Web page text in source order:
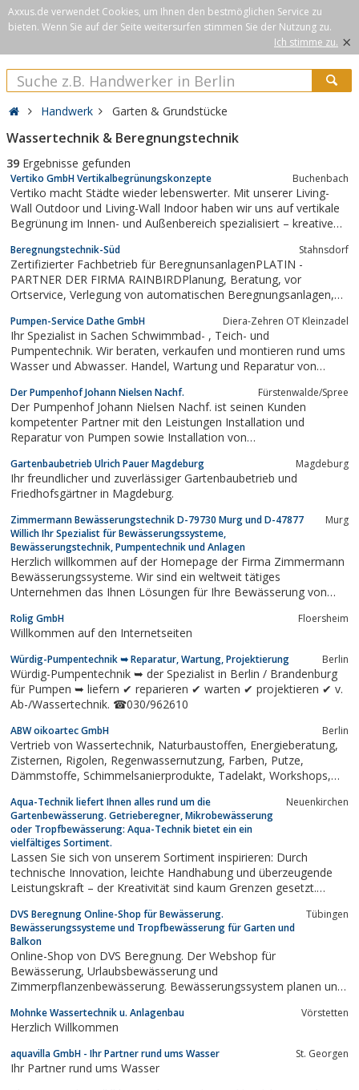
Axxus.de verwendet Cookies, um Ihnen den bestmöglichen Service zu
bieten. Wenn Sie auf der Seite weitersurfen stimmen Sie der Nutzung zu.
Ich stimme zu. ×
Handwerk Garten & Grundstücke
Wassertechnik & Beregnungstechnik
39 Ergebnisse gefunden
Vertiko GmbH Vertikalbegrünungskonzepte Buchenbach
Vertiko macht Städte wieder lebenswerter. Mit unserer Living-
Wall Outdoor und Living-Wall Indoor haben wir uns auf vertikale
Begrünung im Innen- und Außenbereich spezialisiert – kreative
Innenraumbegrünung aus einer Hand!Wir bedienen das
beeindruckende Potential urbaner...
Beregnungstechnik-Süd Stahnsdorf
Zertifizierter Fachbetrieb für BeregnunsanlagenPLATIN -
PARTNER DER FIRMA RAINBIRDPlanung, Beratung, vor
Ortservice, Verlegung von automatischen Beregnungsanlagen,
Pumpen-Service Dathe GmbH Diera-Zehren OT Kleinzadel
Ihr Spezialist in Sachen Schwimmbad- , Teich- und
Pumpentechnik. Wir beraten, verkaufen und montieren rund ums
Wasser und Abwasser. Handel, Wartung und Reparatur von
Zubehör.
Der Pumpenhof Johann Nielsen Nachf. Fürstenwalde/Spree
Der Pumpenhof Johann Nielsen Nachf. ist seinen Kunden
kompetenter Partner mit den Leistungen Installation und
Reparatur von Pumpen sowie Installation von
Gartenbaubetrieb Ulrich Pauer Magdeburg Magdeburg
Ihr freundlicher und zuverlässiger Gartenbaubetrieb und
Friedhofsgärtner in Magdeburg.
Zimmermann Bewässerungstechnik D-79730 Murg und D-47877
Willich Ihr Spezialist für Bewässerungssysteme,
Bewässerungstechnik, Pumpentechnik und Anlagen
Murg
Herzlich willkommen auf der Homepage der Firma Zimmermann
Bewässerungssysteme. Wir sind ein weltweit tätiges
Unternehmen das Ihnen Lösungen für Ihre Bewässerung von
Plantagen anbietet. Für eine optimale Nutzung des Reitplatzes
und eine staubfreie Umgebung ist...
Rolig GmbH Floersheim
Willkommen auf den Internetseiten
Würdig-Pumpentechnik ➥ Reparatur, Wartung, Projektierung Berlin
Würdig-Pumpentechnik ➥ der Spezialist in Berlin / Brandenburg
für Pumpen ➥ liefern ✔ reparieren ✔ warten ✔ projektieren ✔ v.
Ab-/Wassertechnik. ☎030/962610
ABW oikoartec GmbH Berlin
Vertrieb von Wassertechnik, Naturbaustoffen, Energieberatung,
Zisternen, Rigolen, Regenwassernutzung, Farben, Putze,
Dämmstoffe, Schimmelsanierprodukte, Tadelakt, Workshops,
Aqua-Technik liefert Ihnen alles rund um die
Gartenbewässerung. Getrieberegner, Mikrobewässerung
oder Tropfbewässerung: Aqua-Technik bietet ein ein
vielfältiges Sortiment.
Neuenkirchen
Lassen Sie sich von unserem Sortiment inspirieren: Durch
technische Innovation, leichte Handhabung und überzeugende
Leistungskraft – der Kreativität sind kaum Grenzen gesetzt.
Kombination mit modernen Steuerungseinheiten übernimmt das
System die Bewässerung und verteilt das...
DVS Beregnung Online-Shop für Bewässerung.
Bewässerungssysteme und Tropfbewässerung für Garten und
Balkon
Tübingen
Online-Shop von DVS Beregnung. Der Webshop für
Bewässerung, Urlaubsbewässerung und
Zimmerpflanzenbewässerung. Bewässerungssystem planen und
Mohnke Wassertechnik u. Anlagenbau Vörstetten
Herzlich Willkommen
aquavilla GmbH - Ihr Partner rund ums Wasser St. Georgen
Ihr Partner rund ums Wasser